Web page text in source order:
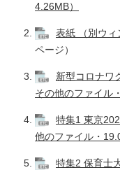
4.26MB）
表紙 （別ウィ
ページ）
新型コロナワ
その他のファイル
特集1 東京
他のファイル・
特集2 保育士